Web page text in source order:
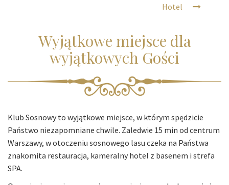
Hotel
Wyjątkowe miejsce dla
wyjątkowych Gości
Klub Sosnowy to wyjątkowe miejsce, w którym spędzicie
Państwo niezapomniane chwile. Zaledwie 15 min od centrum
Warszawy, w otoczeniu sosnowego lasu czeka na Państwa
znakomita restauracja, kameralny hotel z basenem i strefa
SPA.